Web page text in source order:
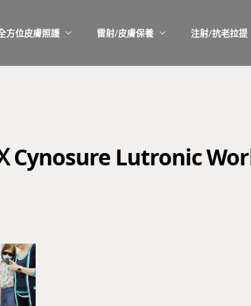
方位皮膚照護 雷射/皮膚保養 注射/抗老拉提
Cynosure Lutronic